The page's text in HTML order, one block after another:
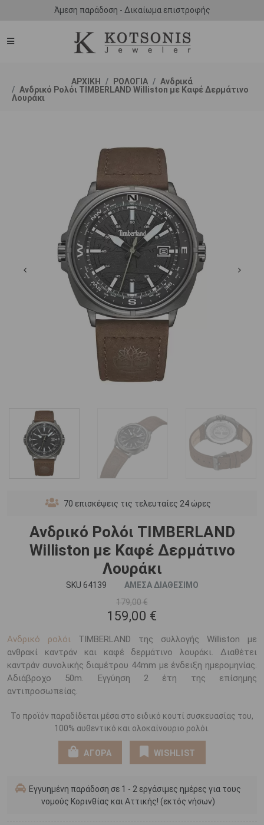
Άμεση παράδοση - Δικαίωμα επιστροφής
ΑΡΧΙΚΗ ΡΟΛΟΓΙΑ
Ανδρικά
Ανδρικό Ρολόι TIMBERLAND Williston με Καφέ Δερμάτινο
Λουράκι
70 επισκέψεις τις τελευταίες 24 ώρες
Ανδρικό Ρολόι TIMBERLAND
Williston με Καφέ Δερμάτινο
Λουράκι
SKU 64139
ΑΜΕΣΑ ΔΙΑΘΕΣΙΜΟ
179,00 €
159,00 €
Ανδρικό ρολόι TIMBERLAND της συλλογής Williston με
ανθρακί καντράν και καφέ δερμάτινο λουράκι. Διαθέτει
καντράν συνολικής διαμέτρου 44mm με ένδειξη ημερομηνίας.
Αδιάβροχο 50m. Εγγύηση 2 έτη της επίσημης
αντιπροσωπείας.
Το προϊόν παραδίδεται μέσα στο ειδικό κουτί συσκευασίας του,
100% αυθεντικό και ολοκαίνουριο ρολόι.
ΑΓΟΡΑ WISHLIST
Εγγυημένη παράδοση σε 1 - 2 εργάσιμες ημέρες για τους
νομούς Κορινθίας και Αττικής! (εκτός νήσων)